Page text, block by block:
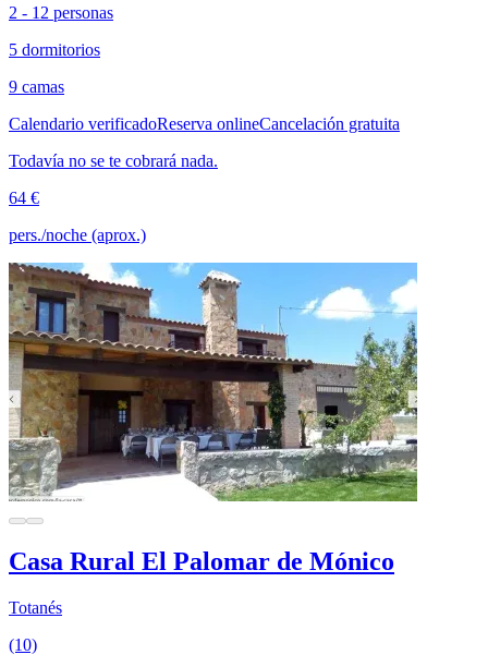
2 - 12 personas
5 dormitorios
9 camas
Calendario verificadoReserva onlineCancelación gratuita
Todavía no se te cobrará nada.
64 €
pers./noche (aprox.)
Casa Rural El Palomar de Mónico
Totanés
(10)